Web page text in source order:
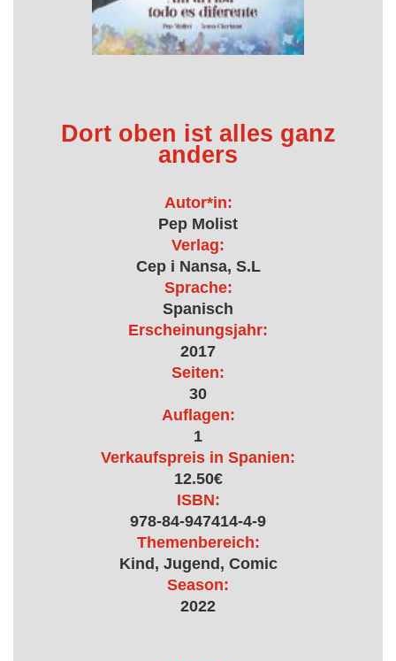
Dort oben ist alles ganz
anders
Autor*in:
Pep Molist
Verlag:
Cep i Nansa, S.L
Sprache:
Spanisch
Erscheinungsjahr:
2017
Seiten:
30
Auflagen:
1
Verkaufspreis in Spanien:
12.50€
ISBN:
978-84-947414-4-9
Themenbereich:
Kind, Jugend, Comic
Season:
2022